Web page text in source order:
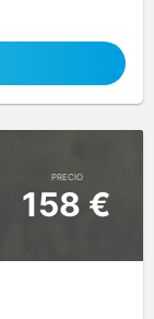
PRECIO
158 €